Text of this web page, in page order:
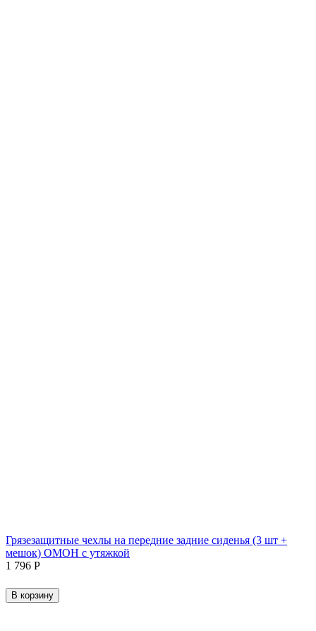
Грязезащитные чехлы на передние задние сиденья (3 шт +
мешок) ОМОН с утяжкой
1 796 Р
В корзину